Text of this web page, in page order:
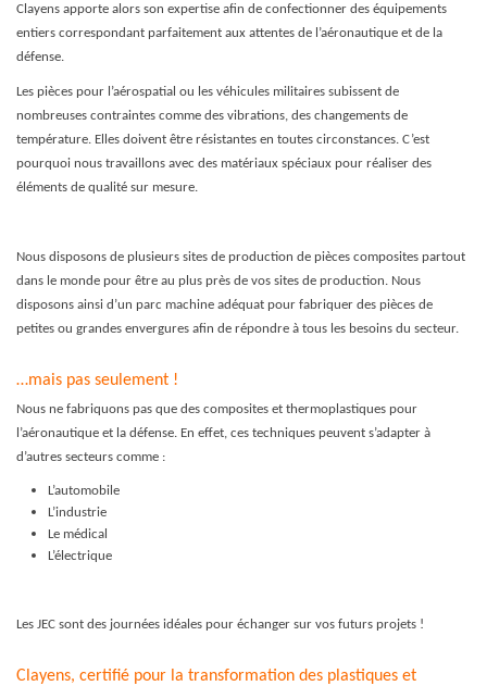
Clayens apporte alors son expertise afin de confectionner des équipements
entiers correspondant parfaitement aux attentes de l’aéronautique et de la
défense.
Les pièces pour l’aérospatial ou les véhicules militaires subissent de
nombreuses contraintes comme des vibrations, des changements de
température. Elles doivent être résistantes en toutes circonstances. C’est
pourquoi nous travaillons avec des matériaux spéciaux pour réaliser des
éléments de qualité sur mesure.
Nous disposons de plusieurs sites de production de pièces composites partout
dans le monde pour être au plus près de vos sites de production. Nous
disposons ainsi d’un parc machine adéquat pour fabriquer des pièces de
petites ou grandes envergures afin de répondre à tous les besoins du secteur.
…mais pas seulement !
Nous ne fabriquons pas que des composites et thermoplastiques pour
l’aéronautique et la défense. En effet, ces techniques peuvent s’adapter à
d’autres secteurs comme :
L’automobile
L’industrie
Le médical
L’électrique
Les JEC sont des journées idéales pour échanger sur vos futurs projets !
Clayens, certifié pour la transformation des plastiques et